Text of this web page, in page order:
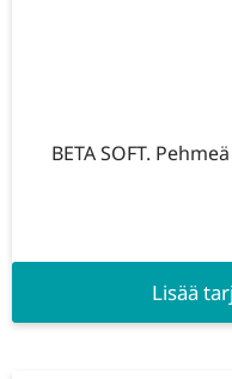
BETA SOFT.
Lisää